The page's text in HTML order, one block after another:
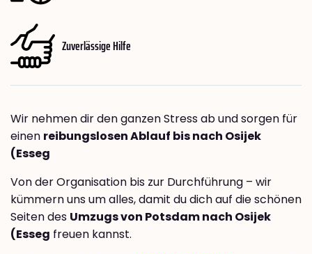
Zuverlässige Hilfe
Wir nehmen dir den ganzen Stress ab und sorgen für
einen reibungslosen Ablauf bis nach Osijek
(Esseg
Von der Organisation bis zur Durchführung – wir
kümmern uns um alles, damit du dich auf die schönen
Seiten des Umzugs von Potsdam nach Osijek
(Esseg freuen kannst.